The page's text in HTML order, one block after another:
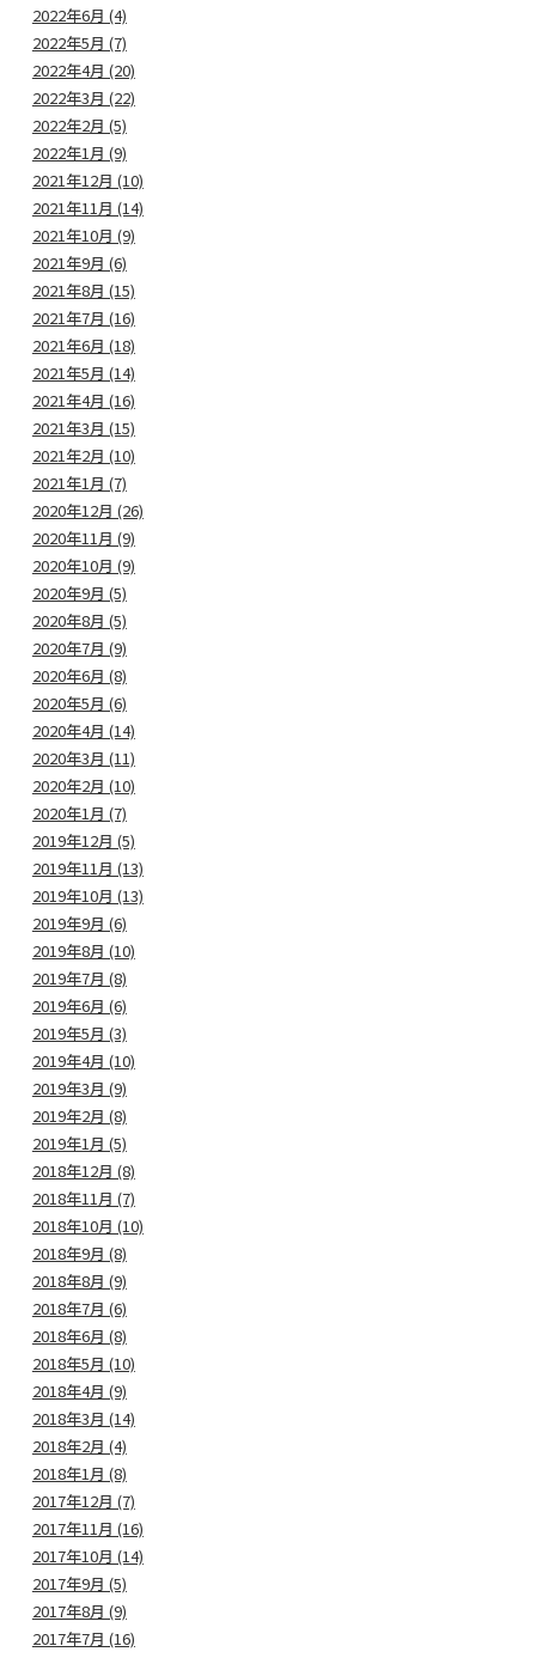
2022年6月 (4)
2022年5月 (7)
2022年4月 (20)
2022年3月 (22)
2022年2月 (5)
2022年1月 (9)
2021年12月 (10)
2021年11月 (14)
2021年10月 (9)
2021年9月 (6)
2021年8月 (15)
2021年7月 (16)
2021年6月 (18)
2021年5月 (14)
2021年4月 (16)
2021年3月 (15)
2021年2月 (10)
2021年1月 (7)
2020年12月 (26)
2020年11月 (9)
2020年10月 (9)
2020年9月 (5)
2020年8月 (5)
2020年7月 (9)
2020年6月 (8)
2020年5月 (6)
2020年4月 (14)
2020年3月 (11)
2020年2月 (10)
2020年1月 (7)
2019年12月 (5)
2019年11月 (13)
2019年10月 (13)
2019年9月 (6)
2019年8月 (10)
2019年7月 (8)
2019年6月 (6)
2019年5月 (3)
2019年4月 (10)
2019年3月 (9)
2019年2月 (8)
2019年1月 (5)
2018年12月 (8)
2018年11月 (7)
2018年10月 (10)
2018年9月 (8)
2018年8月 (9)
2018年7月 (6)
2018年6月 (8)
2018年5月 (10)
2018年4月 (9)
2018年3月 (14)
2018年2月 (4)
2018年1月 (8)
2017年12月 (7)
2017年11月 (16)
2017年10月 (14)
2017年9月 (5)
2017年8月 (9)
2017年7月 (16)